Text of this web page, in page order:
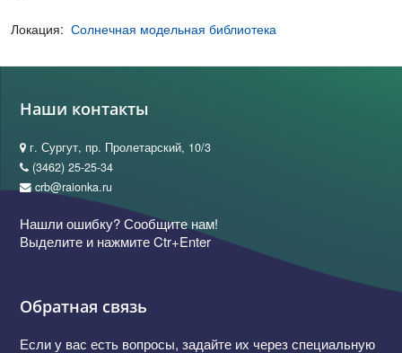
Локация: Солнечная модельная библиотека
Наши контакты
г. Сургут, пр. Пролетарский, 10/3
(3462) 25-25-34
crb@raionka.ru
Нашли ошибку? Сообщите нам!
Выделите и нажмите Ctr+Enter
Обратная связь
Если у вас есть вопросы, задайте их через специальную